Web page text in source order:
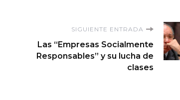
SIGUIENTE ENTRADA
Las “Empresas Socialmente
Responsables” y su lucha de
clases